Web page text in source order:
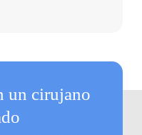
un cirujano